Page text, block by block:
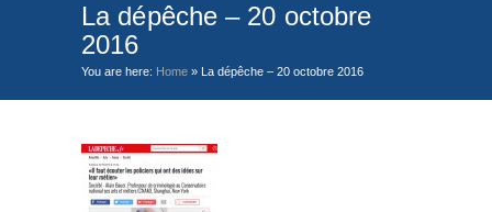
La dépêche – 20 octobre
2016
You are here: Home » La dépêche – 20 octobre 2016